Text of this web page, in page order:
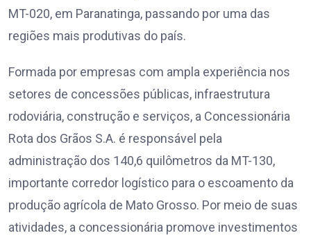
MT-020, em Paranatinga, passando por uma das
regiões mais produtivas do país.
Formada por empresas com ampla experiência nos
setores de concessões públicas, infraestrutura
rodoviária, construção e serviços, a Concessionária
Rota dos Grãos S.A. é responsável pela
administração dos 140,6 quilômetros da MT-130,
importante corredor logístico para o escoamento da
produção agrícola de Mato Grosso. Por meio de suas
atividades, a concessionária promove investimentos